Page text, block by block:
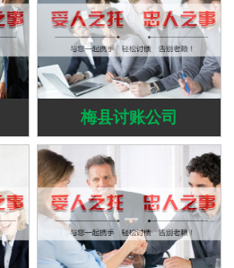
梅县讨账公司